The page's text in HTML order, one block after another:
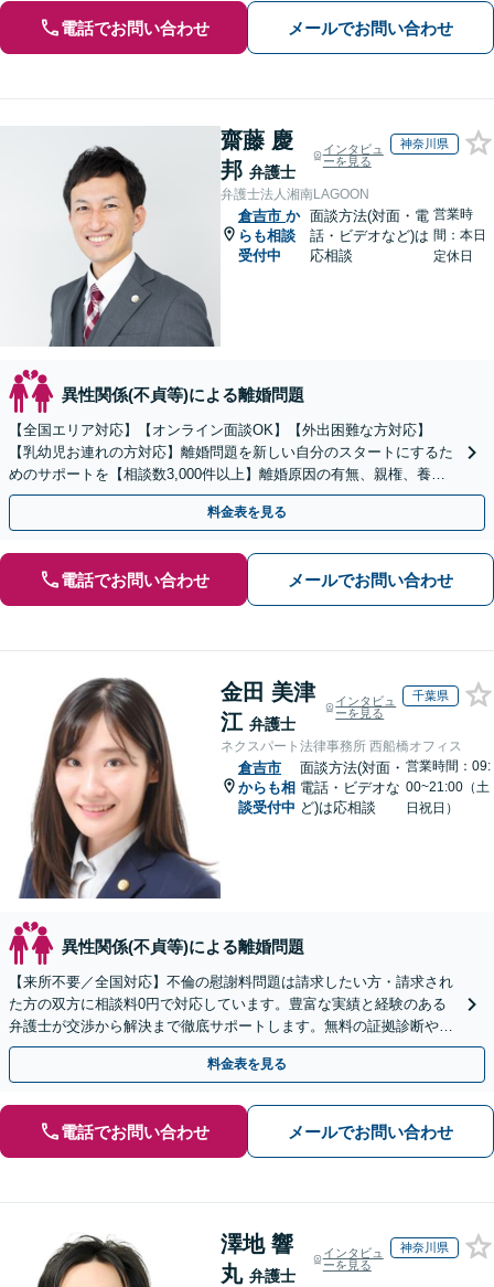
電話でお問い合わせ メールでお問い合わせ
齋藤 慶
邦 弁護士
インタビュ
ーを見る
神奈川県
弁護士法人湘南LAGOON
倉吉市 か
らも相談
受付中
面談方法(対面・電
話・ビデオなど)は
応相談
営業時
間：本日
定休日
異性関係(不貞等)による離婚問題
【全国エリア対応】【オンライン面談OK】【外出困難な方対応】
【乳幼児お連れの方対応】離婚問題を新しい自分のスタートにするた
めのサポートを【相談数3,000件以上】離婚原因の有無、親権、養育
費、財産分与、慰謝料請求【夜間・休日相談可】
料金表を見る
電話でお問い合わせ メールでお問い合わせ
金田 美津
江 弁護士
インタビュ
ーを見る
千葉県
ネクスパート法律事務所 西船橋オフィス
倉吉市
からも相
談受付中
面談方法(対面・
電話・ビデオな
ど)は応相談
営業時間：09:
00~21:00（土
日祝日）
異性関係(不貞等)による離婚問題
【来所不要／全国対応】不倫の慰謝料問題は請求したい方・請求され
た方の双方に相談料0円で対応しています。豊富な実績と経験のある
弁護士が交渉から解決まで徹底サポートします。無料の証拠診断や着
手金の返還保証もありますので安心してご相談ください。
料金表を見る
電話でお問い合わせ メールでお問い合わせ
澤地 響
丸 弁護士
インタビュ
ーを見る
神奈川県